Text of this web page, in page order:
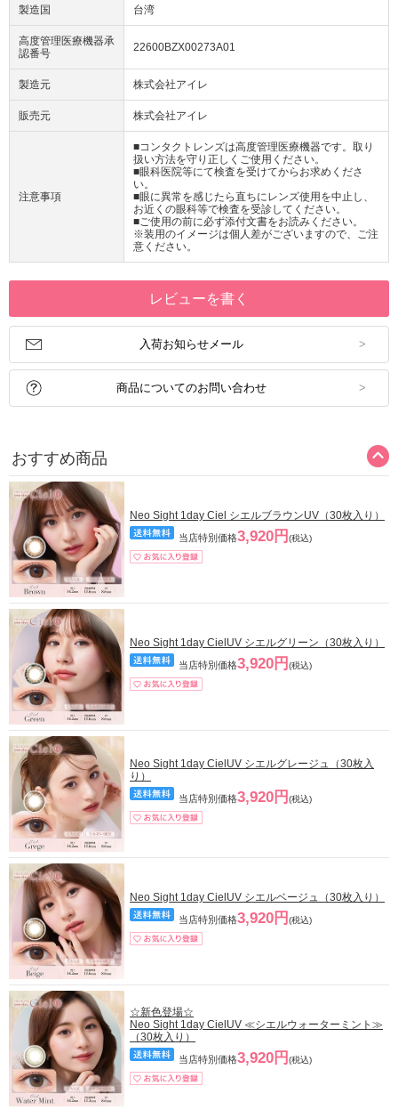
製造国 台湾
高度管理医療機器承
認番号
22600BZX00273A01
製造元 株式会社アイレ
販売元 株式会社アイレ
注意事項
■コンタクトレンズは高度管理医療機器です。取り
扱い方法を守り正しくご使用ください。
■眼科医院等にて検査を受けてからお求めくださ
い。
■眼に異常を感じたら直ちにレンズ使用を中止し、
お近くの眼科等で検査を受診してください。
■ご使用の前に必ず添付文書をお読みください。
※装用のイメージは個人差がございますので、ご注
意ください。
レビューを書く
入荷お知らせメール
商品についてのお問い合わせ
おすすめ商品
Neo Sight 1day Ciel シエルブラウンUV（30枚入り）
当店特別価格3,920円 (税込)
Neo Sight 1day CielUV シエルグリーン（30枚入り）
当店特別価格3,920円 (税込)
Neo Sight 1day CielUV シエルグレージュ（30枚入
り）
当店特別価格3,920円 (税込)
Neo Sight 1day CielUV シエルベージュ（30枚入り）
当店特別価格3,920円 (税込)
☆新色登場☆
Neo Sight 1day CielUV ≪シエルウォーターミント≫
（30枚入り）
当店特別価格3,920円 (税込)